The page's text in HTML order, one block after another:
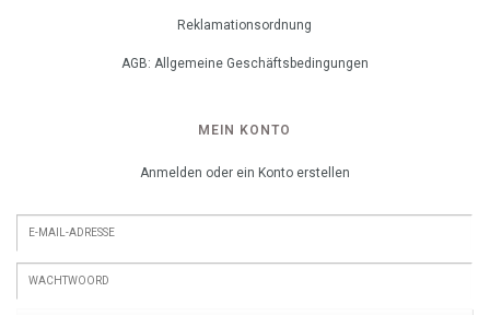
Reklamationsordnung
AGB: Allgemeine Geschäftsbedingungen
MEIN KONTO
Anmelden oder ein Konto erstellen